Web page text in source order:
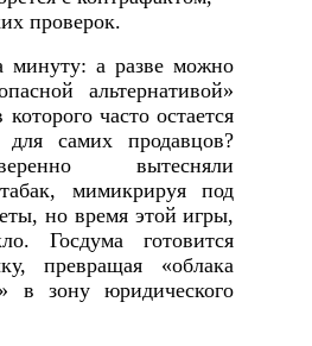
проверок.
минуту: а разве можно
альтернативой»
которого часто остается
для самих продавцов?
вытесняли
мимикрируя под
но время этой игры,
Госдума готовится
превращая «облака
в зону юридического